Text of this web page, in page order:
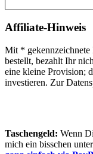
Affiliate-Hinweis
Mit *
bestellt, bezahlt Ihr
eine kleine Provision;
investieren. Zur
Taschengeld: Wenn
mich ein bisschen